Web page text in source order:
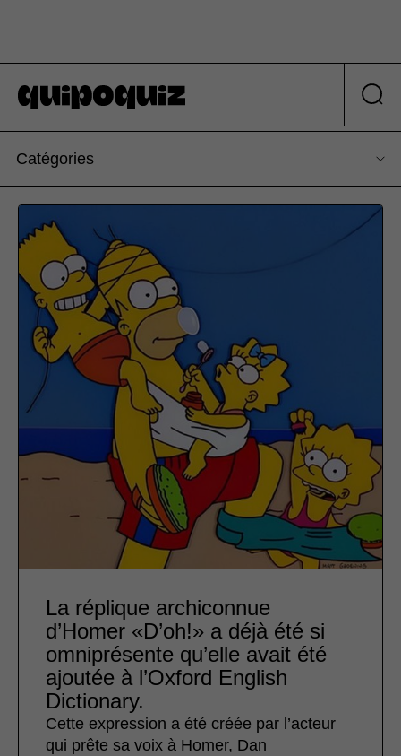
Catégories
La réplique archiconnue
d’Homer «D’oh!» a déjà été si
omniprésente qu’elle avait été
ajoutée à l’Oxford English
Dictionary.
Cette expression a été créée par l’acteur
qui prête sa voix à Homer, Dan